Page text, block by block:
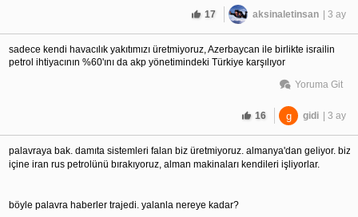
17 aksinaletinsan | 3 ay
sadece kendi havacılık yakıtımızı üretmiyoruz, Azerbaycan ile birlikte israilin
petrol ihtiyacının %60'ını da akp yönetimindeki Türkiye karşılıyor
Yoruma Git
16 g gidi | 3 ay
palavraya bak. damıta sistemleri falan biz üretmiyoruz. almanya'dan geliyor. biz
içine iran rus petrolünü bırakıyoruz, alman makinaları kendileri işliyorlar.
böyle palavra haberler trajedi. yalanla nereye kadar?